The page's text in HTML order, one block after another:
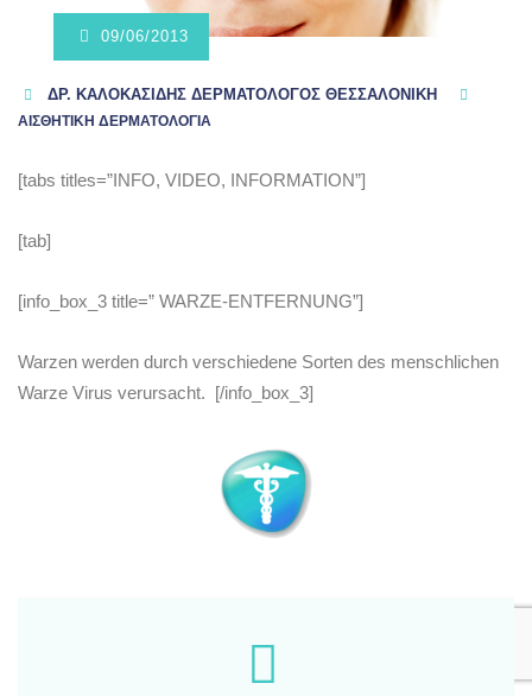
09/06/2013
ΔΡ. ΚΑΛΟΚΑΣΊΔΗΣ ΔΕΡΜΑΤΟΛΌΓΟΣ ΘΕΣΣΑΛΟΝΊΚΗ
ΑΙΣΘΗΤΙΚΗ ΔΕΡΜΑΤΟΛΟΓΙΑ
[tabs titles=”INFO, VIDEO, INFORMATION”]
[tab]
[info_box_3 title=” WARZE-ENTFERNUNG”]
Warzen werden durch verschiedene Sorten des menschlichen
Warze Virus verursacht. [/info_box_3]